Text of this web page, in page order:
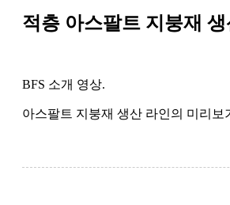
적층 아스팔트 지붕재
BFS 소개 영상.
아스팔트 지붕재 생산 라인의 미리보